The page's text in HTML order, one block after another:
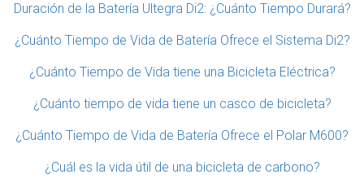
Duración de la Batería Ultegra Di2: ¿Cuánto Tiempo Durará?
¿Cuánto Tiempo de Vida de Batería Ofrece el Sistema Di2?
¿Cuánto Tiempo de Vida tiene una Bicicleta Eléctrica?
¿Cuánto tiempo de vida tiene un casco de bicicleta?
¿Cuánto Tiempo de Vida de Batería Ofrece el Polar M600?
¿Cuál es la vida útil de una bicicleta de carbono?